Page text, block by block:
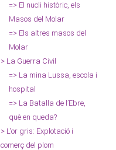
=> El nucli històric, els
Masos del Molar
=> Els altres masos del
Molar
> La Guerra Civil
=> La mina Lussa, escola i
hospital
=> La Batalla de l’Ebre,
què en queda?
> L'or gris: Explotació i
comerç del plom